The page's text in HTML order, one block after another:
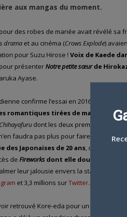
aux mangas du moment.
des robes de mariée avait révélé sa
drama et au cinéma (Crows Explode)
pour Suzu Hirose ! Voix de Kaede
présenterNotre petite sœurde
Ayase.
confirme l’essai en 2016, oscillant
romantiques tirées de mangas
Chihayafuru dont les deux premiers volets
faudra pas plus pour faire de
Suzu
des Japonaises de 20 ans, qui lui
de Fireworks dont elle double l’héroïne
leur jalousie envers la star aux
et 3,3 millions surTwitter…
retrouvé Kore-eda pour un thriller (